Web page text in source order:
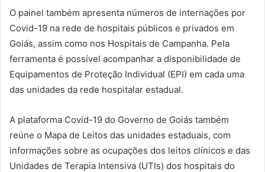
O painel também apresenta números de internações por
Covid-19 na rede de hospitais públicos e privados em
Goiás, assim como nos Hospitais de Campanha. Pela
ferramenta é possível acompanhar a disponibilidade de
Equipamentos de Proteção Individual (EPI) em cada uma
das unidades da rede hospitalar estadual.
A plataforma Covid-19 do Governo de Goiás também
reúne o Mapa de Leitos das unidades estaduais, com
informações sobre as ocupações dos leitos clínicos e das
Unidades de Terapia Intensiva (UTIs) dos hospitais do